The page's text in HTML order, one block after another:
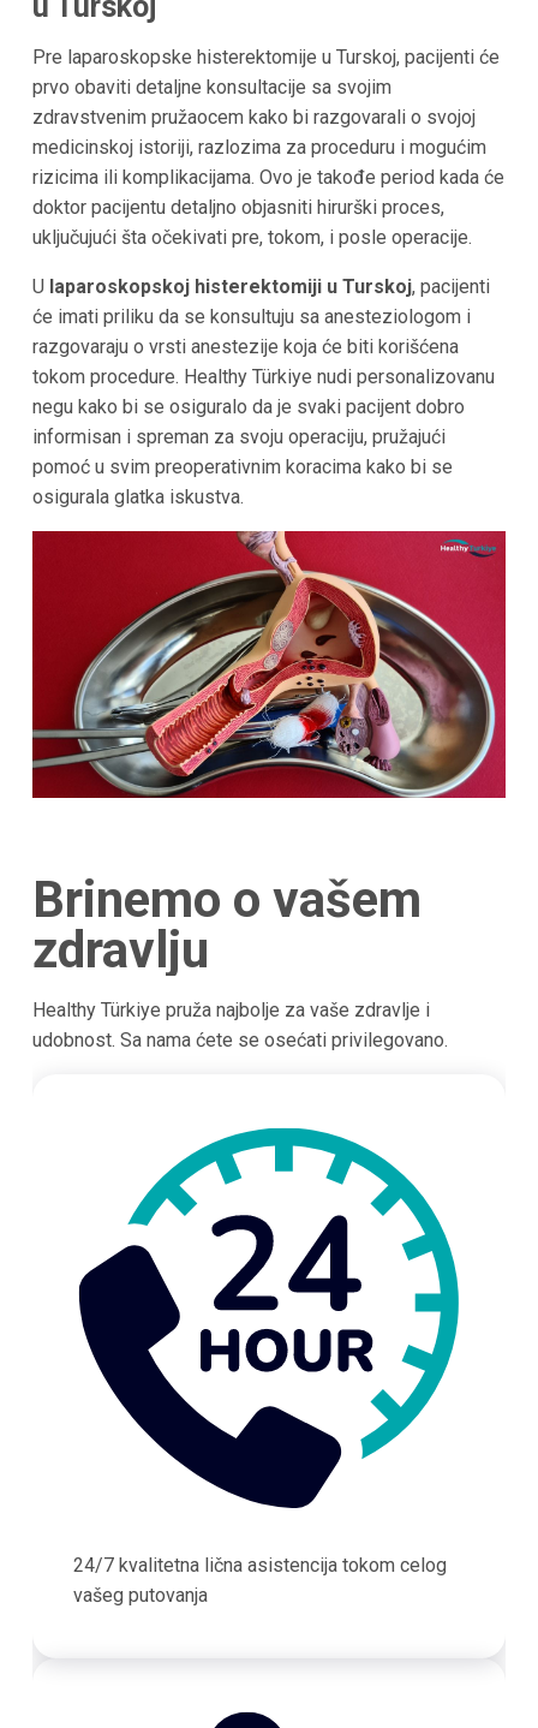
Pre laparoskopske histerektomije u Turskoj, pacijenti će
prvo obaviti detaljne konsultacije sa svojim
zdravstvenim pružaocem kako bi razgovarali o svojoj
medicinskoj istoriji, razlozima za proceduru i mogućim
rizicima ili komplikacijama. Ovo je takođe period kada će
doktor pacijentu detaljno objasniti hirurški proces,
uključujući šta očekivati pre, tokom, i posle operacije.
U laparoskopskoj histerektomiji u Turskoj, pacijenti
će imati priliku da se konsultuju sa anesteziologom i
razgovaraju o vrsti anestezije koja će biti korišćena
tokom procedure. Healthy Türkiye nudi personalizovanu
negu kako bi se osiguralo da je svaki pacijent dobro
informisan i spreman za svoju operaciju, pružajući
pomoć u svim preoperativnim koracima kako bi se
osigurala glatka iskustva.
Brinemo o vašem
zdravlju
Healthy Türkiye pruža najbolje za vaše zdravlje i
udobnost. Sa nama ćete se osećati privilegovano.
24/7 kvalitetna lična asistencija tokom celog
vašeg putovanja